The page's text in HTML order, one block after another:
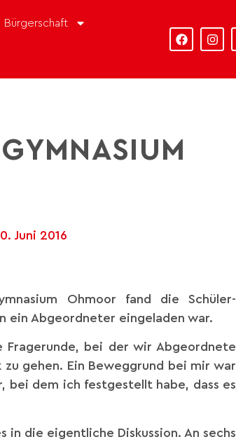
Bürgerschaft
Juni 2016
Ohmoor fand die Schüler-
ein Abgeordneter eingeladen war.
Fragerunde, bei der wir Abgeordnete
gehen. Ein Beweggrund bei mir war
bei dem ich festgestellt habe, dass es
in die eigentliche Diskussion. An sechs